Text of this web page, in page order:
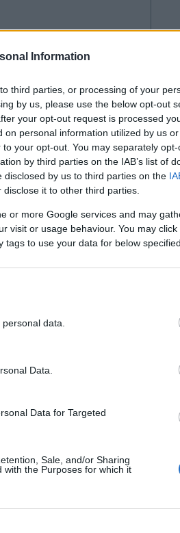
Information
third parties, or processing of your
by us, please use the below opt-out
your opt-out request is processed
personal information utilized by us
your opt-out. You may separately
by third parties on the IAB’s list of
by us to third parties on the
it to other third parties.
or more Google services and may
visit or usage behaviour. You may
to use your data for below
data.
Data.
Data for Targeted
Sale, and/or Sharing
the Purposes for which it
Εξαγοράζει τη
Limited με
δισ. δολαρίων
Χρηματοδότηση
BofA για
έρευνας, διάσωσης
20:12
19:56
19:22